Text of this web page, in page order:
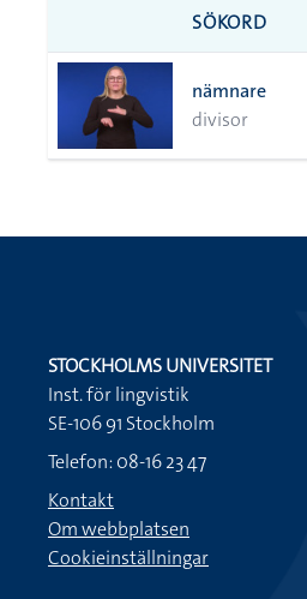
SÖKORD
nämnare
divisor
STOCKHOLMS UNIVERSITET
Inst. för lingvistik
SE-106 91 Stockholm
Telefon: 08-16 23 47
Kontakt
Om webbplatsen
Cookieinställningar